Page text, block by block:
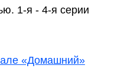
1-я - 4-я серии
«Домашний»